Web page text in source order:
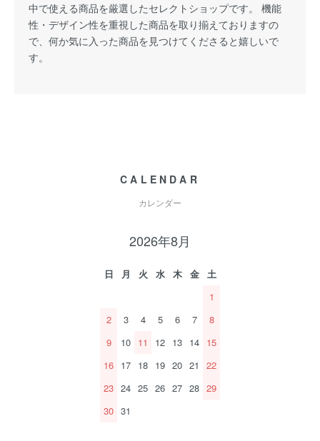
中で使える商品を厳選したセレクトショップです。 機能
性・デザイン性を重視した商品を取り揃えておりますの
で、何か気に入った商品を見つけてくださると嬉しいで
す。
CALENDAR
カレンダー
2026年8月
日 月 火 水 木 金
土
1
2
3 4 5 6 7
8
9
10 11 12 13 14 15
16 17 18 19 20 21
22
23 24 25 26 27 28 29
30 31